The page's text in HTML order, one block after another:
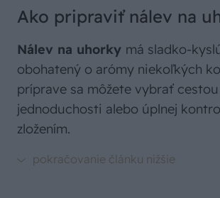
Ako pripraviť nálev na
Nálev na uhorky má sladko-
obohatený o arómy niekoľkých
príprave sa môžete vybrať cestou
jednoduchosti alebo úplnej
zložením.